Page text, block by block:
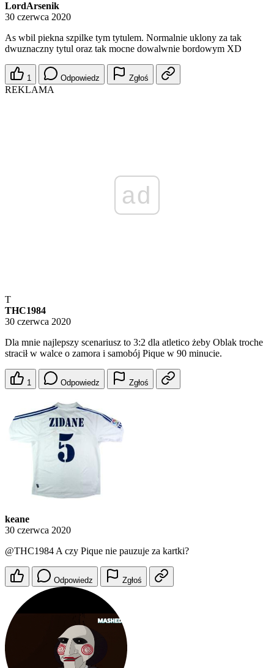
LordArsenik
30 czerwca 2020
As wbil piekna szpilke tym tytulem. Normalnie uklony za tak
dwuznaczny tytul oraz tak mocne dowalwnie bordowym XD
1 Odpowiedz Zgłoś
REKLAMA
ad
T
THC1984
30 czerwca 2020
Dla mnie najlepszy scenariusz to 3:2 dla atletico żeby Oblak troche
stracił w walce o zamora i samobój Pique w 90 minucie.
1 Odpowiedz Zgłoś
keane
30 czerwca 2020
@THC1984 A czy Pique nie pauzuje za kartki?
Odpowiedz Zgłoś